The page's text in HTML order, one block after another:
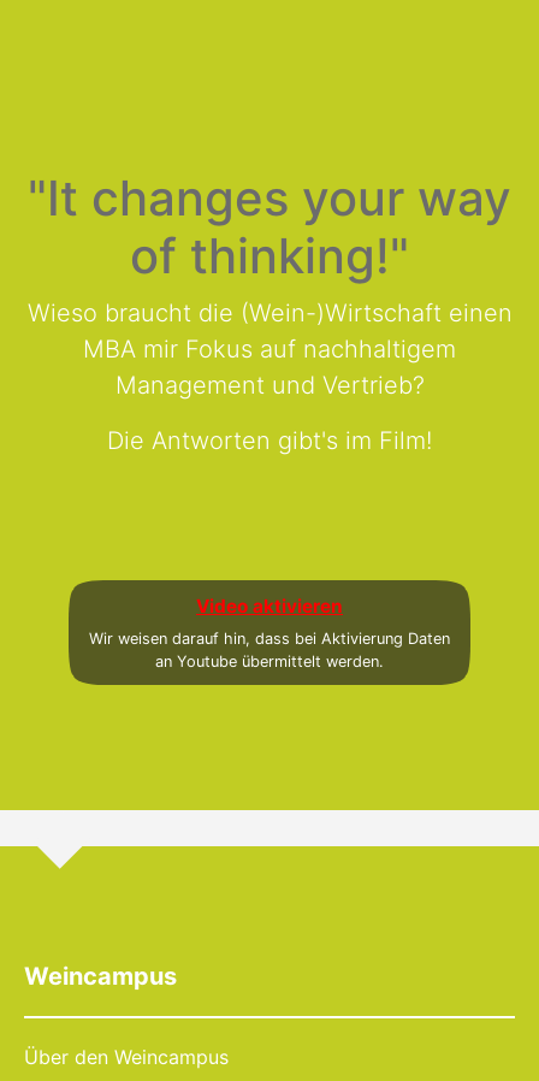
"It changes your way
of thinking!"
Wieso braucht die (Wein-)Wirtschaft einen
MBA mir Fokus auf nachhaltigem
Management und Vertrieb?
Die Antworten gibt's im Film!
Video aktivieren
Wir weisen darauf hin, dass bei Aktivierung Daten
an Youtube übermittelt werden.
Weincampus
Über den Weincampus